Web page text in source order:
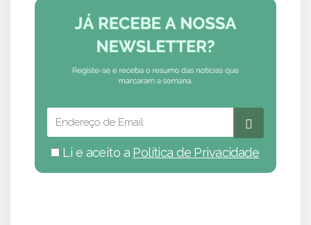
Li e aceito a Política de Privacidade